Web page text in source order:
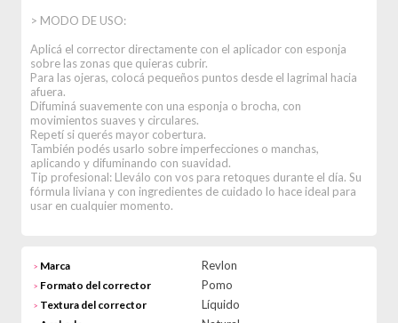
> MODO DE USO:
Aplicá el corrector directamente con el aplicador con esponja
sobre las zonas que quieras cubrir.
Para las ojeras, colocá pequeños puntos desde el lagrimal hacia
afuera.
Difuminá suavemente con una esponja o brocha, con
movimientos suaves y circulares.
Repetí si querés mayor cobertura.
También podés usarlo sobre imperfecciones o manchas,
aplicando y difuminando con suavidad.
Tip profesional: Lleválo con vos para retoques durante el día. Su
fórmula liviana y con ingredientes de cuidado lo hace ideal para
usar en cualquier momento.
> Marca Revlon
> Formato del corrector Pomo
> Textura del corrector Líquido